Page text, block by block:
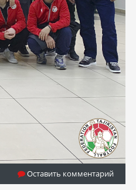
Оставить комментарий